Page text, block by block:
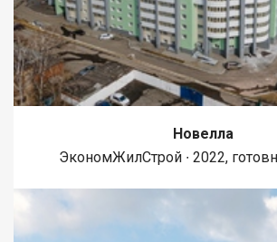
Новелла
ЭкономЖилСтрой ∙ 2022,